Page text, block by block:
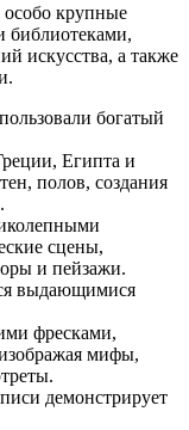
особо крупные
библиотеками,
искусства, а также
богатый
Египта и
полов, создания
сцены,
и пейзажи.
выдающимися
фресками,
мифы,
демонстрирует